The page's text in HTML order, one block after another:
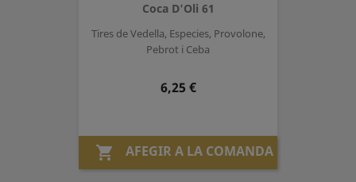
Coca D'Oli 61
Tires de Vedella, Especies, Provolone,
Pebrot i Ceba
Preu
6,25 €
 AFEGIR A LA COMANDA